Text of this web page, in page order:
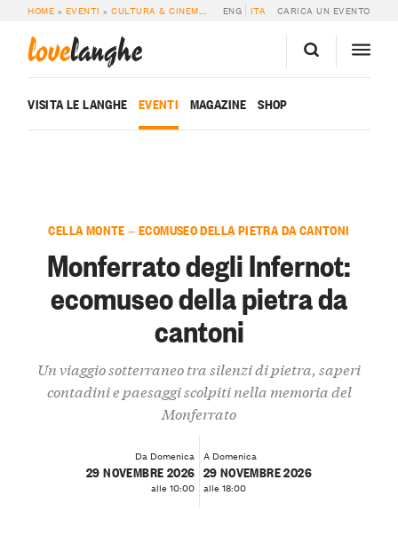
HOME » EVENTI »CULTURA & CINEMA » MONFERRATO DEGLI INFERNOT:
ENG ITA CARICA UN EVENTO
lovelanghe
VISITA LE LANGHE EVENTI MAGAZINE SHOP
CELLA MONTE — ECOMUSEO DELLA PIETRA DA CANTONI
Monferrato degli Infernot:
ecomuseo della pietra da
cantoni
Un viaggio sotterraneo tra silenzi di pietra, saperi
contadini e paesaggi scolpiti nella memoria del
Monferrato
Da Domenica
29 NOVEMBRE 2026
alle 10:00
A Domenica
29 NOVEMBRE 2026
alle 18:00